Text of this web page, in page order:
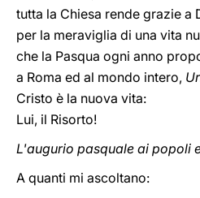
tutta la Chiesa rende grazie a
per la meraviglia di una vita
che la Pasqua ogni anno
a Roma ed al mondo intero,
Cristo è la nuova vita:
Lui, il Risorto!
L'augurio pasquale ai popoli
A quanti mi ascoltano: